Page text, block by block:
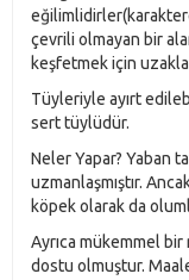
çevrili olmayan bir
keşfetmek için
Tüyleriyle ayırt
sert tüylüdür.
Neler Yapar? Yaban
uzmanlaşmıştır.
köpek olarak da
Ayrıca mükemmel
dostu olmuştur.